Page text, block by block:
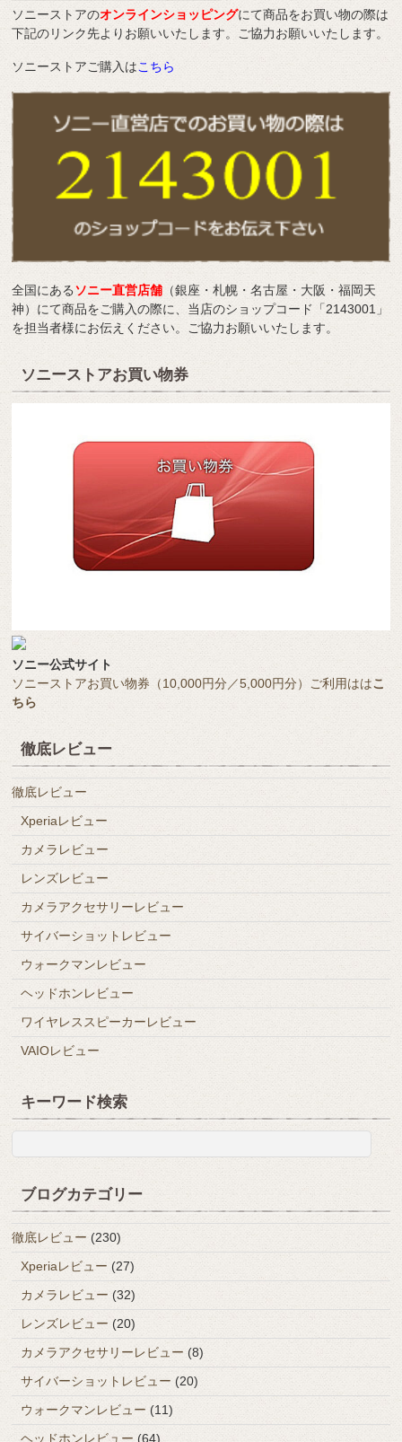
ソニーストアのオンラインショッピングにて商品をお買い物の際は
下記のリンク先よりお願いいたします。ご協力お願いいたします。
ソニーストアご購入はこちら
全国にあるソニー直営店舗 （銀座・札幌・名古屋・大阪・福岡天
神）にて商品をご購入の際に、当店のショップコード「2143001」
を担当者様にお伝えください。ご協力お願いいたします。
ソニーストアお買い物券
ソニー公式サイト
ソニーストアお買い物券（10,000円分／5,000円分）ご利用ははこ
ちら
徹底レビュー
徹底レビュー
Xperiaレビュー
カメラレビュー
レンズレビュー
カメラアクセサリーレビュー
サイバーショットレビュー
ウォークマンレビュー
ヘッドホンレビュー
ワイヤレススピーカーレビュー
VAIOレビュー
キーワード検索
ブログカテゴリー
徹底レビュー (230)
Xperiaレビュー (27)
カメラレビュー (32)
レンズレビュー (20)
カメラアクセサリーレビュー (8)
サイバーショットレビュー (20)
ウォークマンレビュー (11)
ヘッドホンレビュー (64)